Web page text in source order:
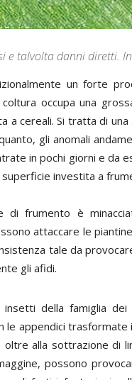
e talvolta danni diretti.
un forte
occupa una
a cereali. Si tratta di
gli anomali
in pochi giorni e da
investita a
di frumento è
attaccare le
tale da
gli afidi.
della famiglia
le appendici
oltre alla sottrazione di
possono